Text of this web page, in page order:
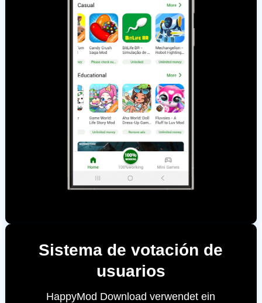
Sistema de votación de
usuarios
HappyMod Download verwendet ein